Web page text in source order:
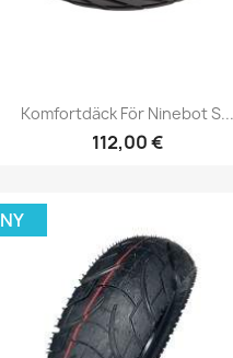
Snabbvy
Komfortdäck För Ninebot S...
112,00 €
NY